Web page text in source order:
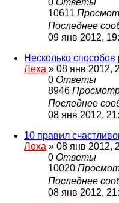
10611
Последнее
09 янв 2012,
Несколько
Леха » 08 янв 2012,
0 Ответы
8946
Последнее
08 янв 2012,
10 правил
Леха » 08 янв 2012,
0 Ответы
10020
Последнее
08 янв 2012,